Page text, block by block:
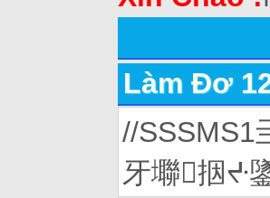
Làm Đơ
//
⽛壣㧢ᔶ